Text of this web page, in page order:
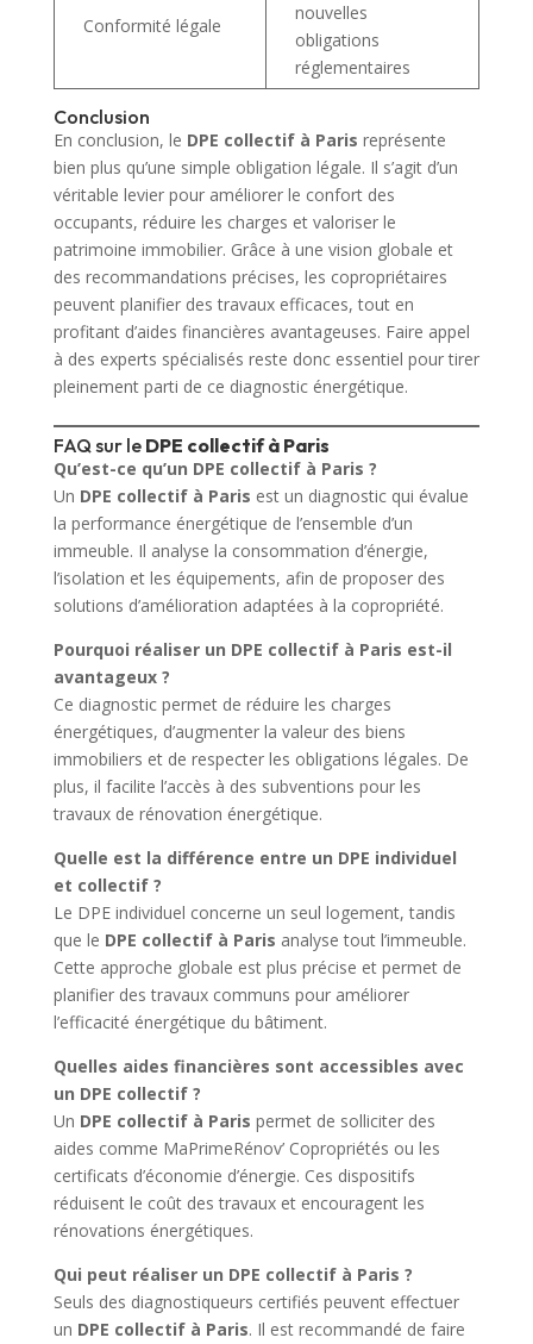
Conformité légale
nouvelles
obligations
réglementaires
Conclusion
En conclusion, le DPE collectif à Paris représente
bien plus qu’une simple obligation légale. Il s’agit d’un
véritable levier pour améliorer le confort des
occupants, réduire les charges et valoriser le
patrimoine immobilier. Grâce à une vision globale et
des recommandations précises, les copropriétaires
peuvent planifier des travaux efficaces, tout en
profitant d’aides financières avantageuses. Faire appel
à des experts spécialisés reste donc essentiel pour tirer
pleinement parti de ce diagnostic énergétique.
FAQ sur le DPE collectif à Paris
Qu’est-ce qu’un DPE collectif à Paris ?
Un DPE collectif à Paris est un diagnostic qui évalue
la performance énergétique de l’ensemble d’un
immeuble. Il analyse la consommation d’énergie,
l’isolation et les équipements, afin de proposer des
solutions d’amélioration adaptées à la copropriété.
Pourquoi réaliser un DPE collectif à Paris est-il
avantageux ?
Ce diagnostic permet de réduire les charges
énergétiques, d’augmenter la valeur des biens
immobiliers et de respecter les obligations légales. De
plus, il facilite l’accès à des subventions pour les
travaux de rénovation énergétique.
Quelle est la différence entre un DPE individuel
et collectif ?
Le DPE individuel concerne un seul logement, tandis
que le DPE collectif à Paris analyse tout l’immeuble.
Cette approche globale est plus précise et permet de
planifier des travaux communs pour améliorer
l’efficacité énergétique du bâtiment.
Quelles aides financières sont accessibles avec
un DPE collectif ?
Un DPE collectif à Paris permet de solliciter des
aides comme MaPrimeRénov’ Copropriétés ou les
certificats d’économie d’énergie. Ces dispositifs
réduisent le coût des travaux et encouragent les
rénovations énergétiques.
Qui peut réaliser un DPE collectif à Paris ?
Seuls des diagnostiqueurs certifiés peuvent effectuer
un DPE collectif à Paris. Il est recommandé de faire